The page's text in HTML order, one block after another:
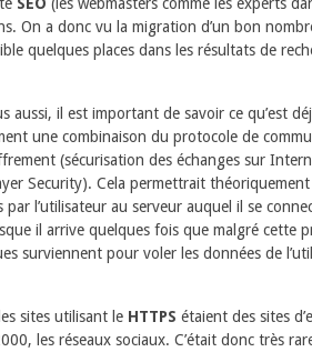
On a donc vu la migration d’un bon
quelques places dans les résultats de
aussi, il est important de savoir ce qu’est
une combinaison du protocole de
(sécurisation des échanges sur
Security). Cela permettrait
l’utilisateur au serveur auquel il se
il arrive quelques fois que malgré cette
surviennent pour voler les données de
sites utilisant le HTTPS étaient des sites
les réseaux sociaux. C’était donc très